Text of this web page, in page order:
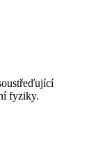
fyziky.